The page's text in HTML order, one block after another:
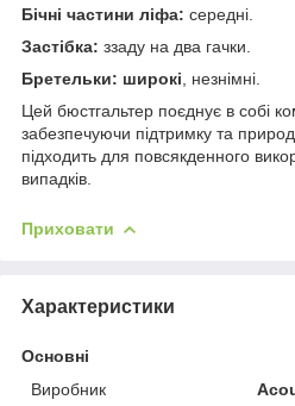
Бічні частини ліфа: середні.
Застібка: ззаду на два гачки.
Бретельки: широкі , незнімні.
Цей бюстгальтер поєднує в собі
забезпечуючи підтримку та
підходить для повсякденного
випадків.
Приховати
Характеристики
Основні
Виробник